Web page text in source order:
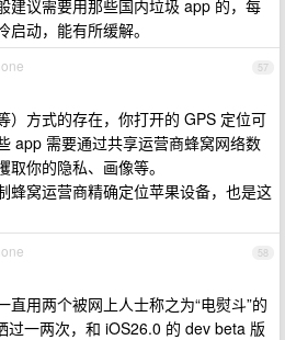
议需要用那些国内垃圾 app 的，每
动，能有所缓解。
57
）方式的存在，你打开的 GPS 定位可
app 需要通过共享运营商蜂窝网络数
你的隐私、画像等。
蜂窝运营商精确定位苹果设备，也是这
58
直用两个被网上人士称之为“电熨斗”的
过一两次，和 iOS26.0 的 dev beta 版